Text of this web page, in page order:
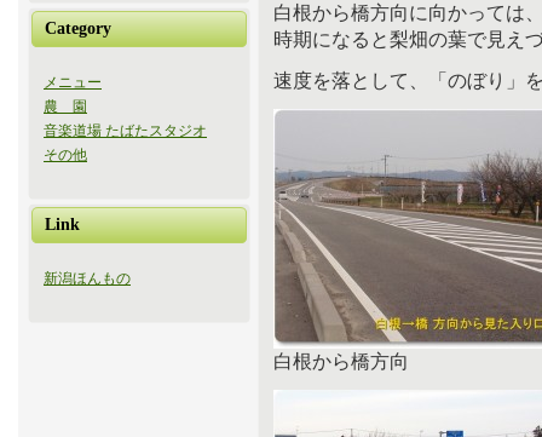
Category
メニュー
農 園
音楽道場 たばたスタジオ
その他
Link
新潟ほんもの
白根から橋方向に向かっては
時期になると梨畑の葉で見え
速度を落として、「のぼり」
白根から橋方向